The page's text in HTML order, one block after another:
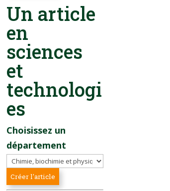
Un article
en
sciences
et
technologi
es
Choisissez un
département